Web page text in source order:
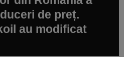
de preț.
au modificat